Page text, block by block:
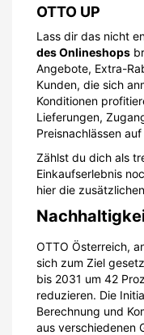
OTTO UP
Lass dir das nicht
des Onlineshops
Angebote, Extra-
Kunden, die sich
Konditionen
Lieferungen,
Preisnachlässen
Zählst du dich als
Einkaufserlebnis
hier die
OTTO Österreich,
sich zum Ziel
bis 2031 um 42
reduzieren. Die
Berechnung und
aus verschiedenen